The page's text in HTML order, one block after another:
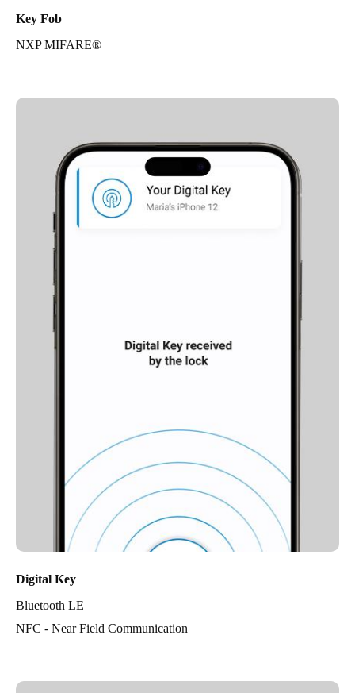
Key Fob
NXP MIFARE®
Digital Key
Bluetooth LE
NFC - Near Field Communication